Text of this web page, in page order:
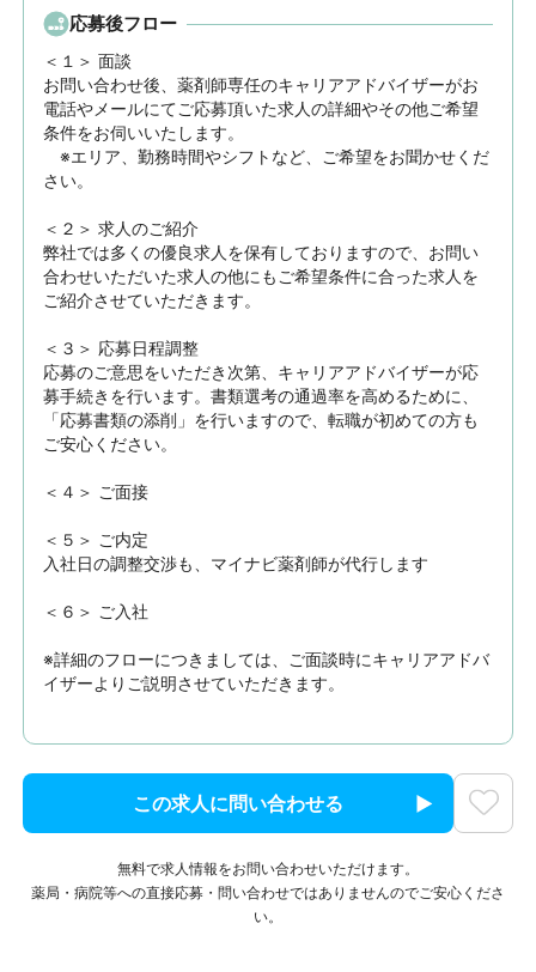
応募後フロー
＜１＞ 面談
お問い合わせ後、薬剤師専任のキャリアアドバイザーがお
電話やメールにてご応募頂いた求人の詳細やその他ご希望
条件をお伺いいたします。
※エリア、勤務時間やシフトなど、ご希望をお聞かせくだ
さい。
＜２＞ 求人のご紹介
弊社では多くの優良求人を保有しておりますので、お問い
合わせいただいた求人の他にもご希望条件に合った求人を
ご紹介させていただきます。
＜３＞ 応募日程調整
応募のご意思をいただき次第、キャリアアドバイザーが応
募手続きを行います。書類選考の通過率を高めるために、
「応募書類の添削」を行いますので、転職が初めての方も
ご安心ください。
＜４＞ ご面接
＜５＞ ご内定
入社日の調整交渉も、マイナビ薬剤師が代行します
＜６＞ ご入社
※詳細のフローにつきましては、ご面談時にキャリアアドバ
イザーよりご説明させていただきます。
この求人に問い合わせる
無料で求人情報をお問い合わせいただけます。
薬局・病院等への直接応募・問い合わせではありませんのでご安心くださ
い。